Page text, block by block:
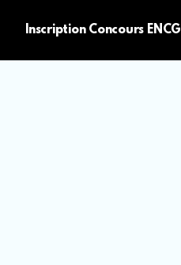
Inscription Concours ENCG